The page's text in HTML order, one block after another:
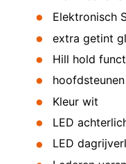
Elektronisch
extra getint
Hill hold
Kleur wit
LED
LED